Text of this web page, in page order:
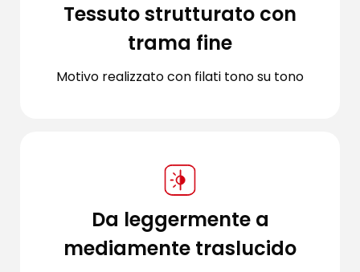
Tessuto strutturato con
trama fine
Motivo realizzato con filati tono su tono
Da leggermente a
mediamente traslucido